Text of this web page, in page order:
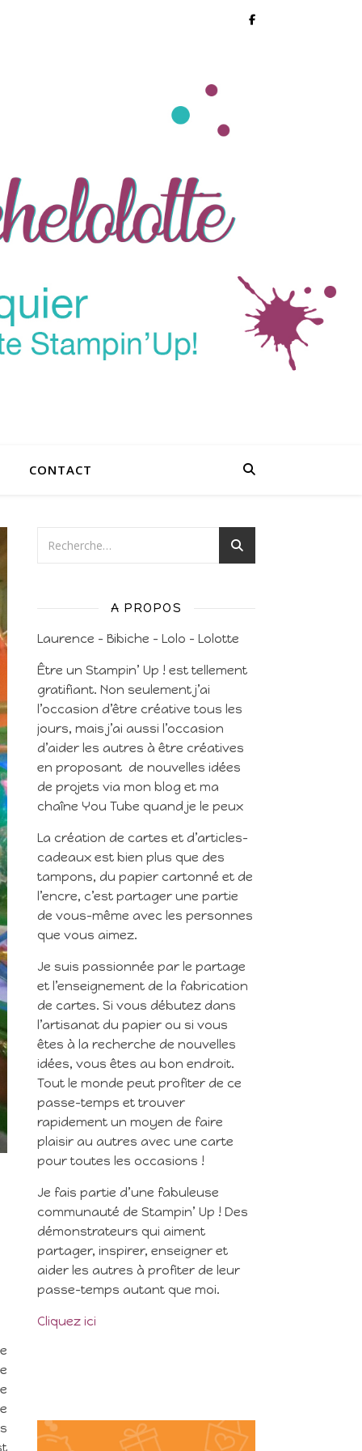
CONTACT
A PROPOS
Laurence – Bibiche – Lolo – Lolotte
Être un Stampin’ Up ! est tellement
gratifiant. Non seulement j’ai
l’occasion d’être créative tous les
jours, mais j’ai aussi l’occasion
d’aider les autres à être créatives
en proposant de nouvelles idées
de projets via mon blog et ma
chaîne You Tube quand je le peux
La création de cartes et d’articles-
cadeaux est bien plus que des
tampons, du papier cartonné et de
l’encre, c’est partager une partie
de vous-même avec les personnes
que vous aimez.
Je suis passionnée par le partage
et l’enseignement de la fabrication
de cartes. Si vous débutez dans
l’artisanat du papier ou si vous
êtes à la recherche de nouvelles
idées, vous êtes au bon endroit.
Tout le monde peut profiter de ce
passe-temps et trouver
rapidement un moyen de faire
plaisir au autres avec une carte
pour toutes les occasions !
Je fais partie d’une fabuleuse
communauté de Stampin’ Up ! Des
démonstrateurs qui aiment
partager, inspirer, enseigner et
aider les autres à profiter de leur
passe-temps autant que moi.
Cliquez ici